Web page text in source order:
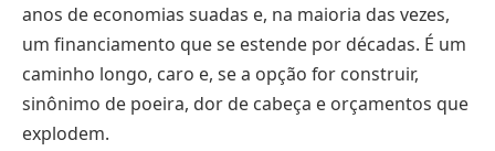
anos de economias suadas e, na maioria das vezes,
um financiamento que se estende por décadas. É um
caminho longo, caro e, se a opção for construir,
sinônimo de poeira, dor de cabeça e orçamentos que
explodem.